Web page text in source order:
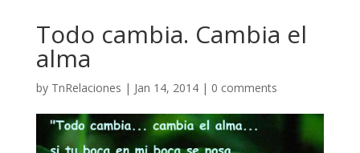
Todo cambia. Cambia el
alma
by TnRelaciones | Jan 14, 2014| 0 comments